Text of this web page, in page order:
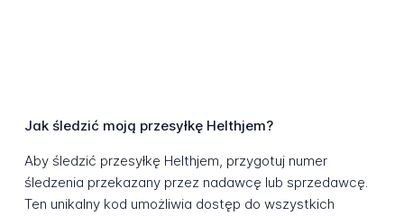
Jak śledzić moją przesyłkę Helthjem?
Aby śledzić przesyłkę Helthjem, przygotuj numer
śledzenia przekazany przez nadawcę lub sprzedawcę.
Ten unikalny kod umożliwia dostęp do wszystkich